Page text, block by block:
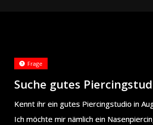
Suche gutes
Frage
Kennt ihr ein gutes Piercingstudio in
Ich möchte mir nämlich ein